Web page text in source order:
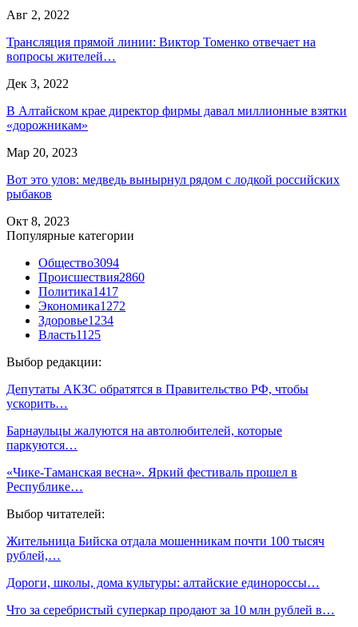
Авг 2, 2022
Трансляция прямой линии: Виктор Томенко отвечает на
вопросы жителей…
Дек 3, 2022
В Алтайском крае директор фирмы давал миллионные взятки
«дорожникам»
Мар 20, 2023
Вот это улов: медведь вынырнул рядом с лодкой российских
рыбаков
Окт 8, 2023
Популярные категории
Общество3094
Происшествия2860
Политика1417
Экономика1272
Здоровье1234
Власть1125
Выбор редакции:
Депутаты АКЗС обратятся в Правительство РФ, чтобы
ускорить…
Барнаульцы жалуются на автолюбителей, которые
паркуются…
«Чике-Таманская весна». Яркий фестиваль прошел в
Республике…
Выбор читателей:
Жительница Бийска отдала мошенникам почти 100 тысяч
рублей,…
Дороги, школы, дома культуры: алтайские единороссы…
Что за серебристый суперкар продают за 10 млн рублей в…